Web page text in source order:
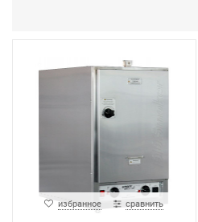
избранное сравнить